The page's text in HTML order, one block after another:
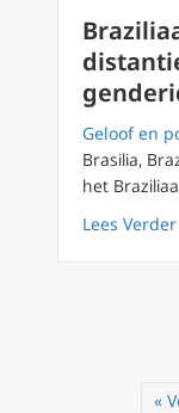
Geloof en
Brasilia,
het
Lees Verder
«